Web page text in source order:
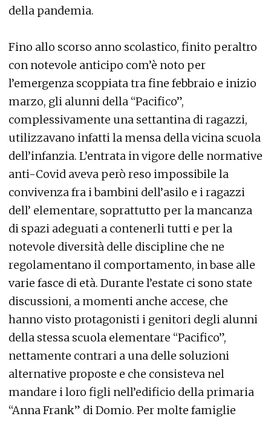
della pandemia.
Fino allo scorso anno scolastico, finito peraltro
con notevole anticipo com’è noto per
l’emergenza scoppiata tra fine febbraio e inizio
marzo, gli alunni della “Pacifico”,
complessivamente una settantina di ragazzi,
utilizzavano infatti la mensa della vicina scuola
dell’infanzia. L’entrata in vigore delle normative
anti-Covid aveva però reso impossibile la
convivenza fra i bambini dell’asilo e i ragazzi
dell’ elementare, soprattutto per la mancanza
di spazi adeguati a contenerli tutti e per la
notevole diversità delle discipline che ne
regolamentano il comportamento, in base alle
varie fasce di età. Durante l’estate ci sono state
discussioni, a momenti anche accese, che
hanno visto protagonisti i genitori degli alunni
della stessa scuola elementare “Pacifico”,
nettamente contrari a una delle soluzioni
alternative proposte e che consisteva nel
mandare i loro figli nell’edificio della primaria
“Anna Frank” di Domio. Per molte famiglie